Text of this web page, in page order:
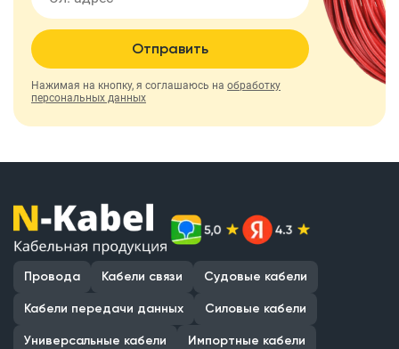
Отправить
Нажимая на кнопку, я соглашаюсь на обработку
персональных данных
Провода Кабели связи Судовые кабели
Кабели передачи данных Силовые кабели
Универсальные кабели Импортные кабели